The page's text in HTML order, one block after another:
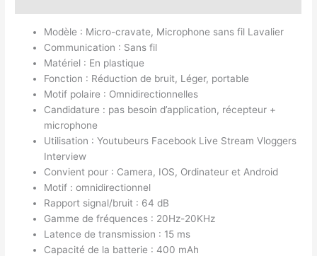
Modèle : Micro-cravate, Microphone sans fil Lavalier
Communication : Sans fil
Matériel : En plastique
Fonction : Réduction de bruit, Léger, portable
Motif polaire : Omnidirectionnelles
Candidature : pas besoin d’application, récepteur +
microphone
Utilisation : Youtubeurs Facebook Live Stream Vloggers
Interview
Convient pour : Camera, IOS, Ordinateur et Android
Motif : omnidirectionnel
Rapport signal/bruit : 64 dB
Gamme de fréquences : 20Hz-20KHz
Latence de transmission : 15 ms
Capacité de la batterie : 400 mAh